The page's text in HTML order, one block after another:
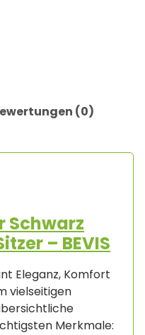
(0)
Schwarz
– BEVIS
Eleganz, Komfort
vielseitigen
Merkmale: